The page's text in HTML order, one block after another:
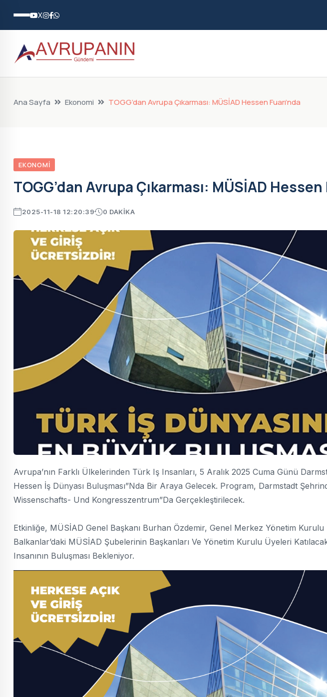
X
Ana Sayfa Ekonomi TOGG’dan Avrupa Çıkarması: MÜSİAD Hessen Fuarı’nda
EKONOMI
TOGG’dan Avrupa Çıkarması: MÜSİAD Hessen
2025-11-18 12:20:39 0 DAKIKA
Avrupa’nın Farklı Ülkelerinden Türk Iş Insanları, 5 Aralık 2025 Cuma Günü
Hessen İş Dünyası Buluşması”nda Bir Araya Gelecek. Program, Darmstadt
Wissenschafts- Und Kongresszentrum”da Gerçekleştirilecek.
Etkinliğe, MÜSİAD Genel Başkanı Burhan Özdemir, Genel Merkez Yönetim
Balkanlar’daki MÜSİAD Şubelerinin Başkanları Ve Yönetim Kurulu Üyeleri
Insanının Buluşması Bekleniyor.